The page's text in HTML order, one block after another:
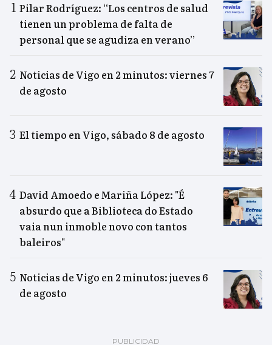
Pilar Rodríguez: “Los centros de salud
tienen un problema de falta de
personal que se agudiza en verano”
Noticias de Vigo en 2 minutos: viernes 7
de agosto
El tiempo en Vigo, sábado 8 de agosto
David Amoedo e Mariña López: "É
absurdo que a Biblioteca do Estado
vaia nun inmoble novo con tantos
baleiros"
Noticias de Vigo en 2 minutos: jueves 6
de agosto